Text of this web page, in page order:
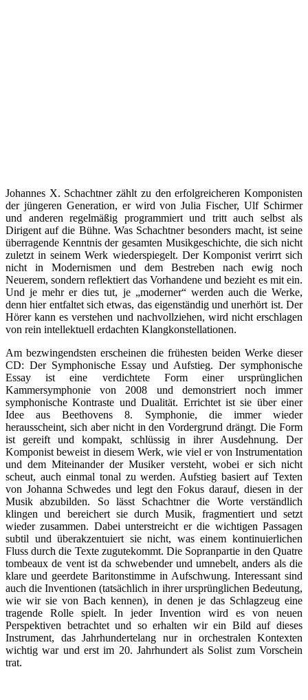
Johannes X. Schachtner zählt zu den erfolgreicheren Komponisten
der jüngeren Generation, er wird von Julia Fischer, Ulf Schirmer
und anderen regelmäßig programmiert und tritt auch selbst als
Dirigent auf die Bühne. Was Schachtner besonders macht, ist seine
überragende Kenntnis der gesamten Musikgeschichte, die sich nicht
zuletzt in seinem Werk wiederspiegelt. Der Komponist verirrt sich
nicht in Modernismen und dem Bestreben nach ewig noch
Neuerem, sondern reflektiert das Vorhandene und bezieht es mit ein.
Und je mehr er dies tut, je „moderner“ werden auch die Werke,
denn hier entfaltet sich etwas, das eigenständig und unerhört ist. Der
Hörer kann es verstehen und nachvollziehen, wird nicht erschlagen
von rein intellektuell erdachten Klangkonstellationen.
Am bezwingendsten erscheinen die frühesten beiden Werke dieser
CD: Der Symphonische Essay und Aufstieg. Der symphonische
Essay ist eine verdichtete Form einer ursprünglichen
Kammersymphonie von 2008 und demonstriert noch immer
symphonische Kontraste und Dualität. Errichtet ist sie über einer
Idee aus Beethovens 8. Symphonie, die immer wieder
herausscheint, sich aber nicht in den Vordergrund drängt. Die Form
ist gereift und kompakt, schlüssig in ihrer Ausdehnung. Der
Komponist beweist in diesem Werk, wie viel er von Instrumentation
und dem Miteinander der Musiker versteht, wobei er sich nicht
scheut, auch einmal tonal zu werden. Aufstieg basiert auf Texten
von Johanna Schwedes und legt den Fokus darauf, diesen in der
Musik abzubilden. So lässt Schachtner die Worte verständlich
klingen und bereichert sie durch Musik, fragmentiert und setzt
wieder zusammen. Dabei unterstreicht er die wichtigen Passagen
subtil und überakzentuiert sie nicht, was einem kontinuierlichen
Fluss durch die Texte zugutekommt. Die Sopranpartie in den Quatre
tombeaux de vent ist da schwebender und umnebelt, anders als die
klare und geerdete Baritonstimme in Aufschwung. Interessant sind
auch die Inventionen (tatsächlich in ihrer ursprünglichen Bedeutung,
wie wir sie von Bach kennen), in denen je das Schlagzeug eine
tragende Rolle spielt. In jeder Invention wird es von neuen
Perspektiven betrachtet und so erhalten wir ein Bild auf dieses
Instrument, das Jahrhundertelang nur in orchestralen Kontexten
wichtig war und erst im 20. Jahrhundert als Solist zum Vorschein
trat.